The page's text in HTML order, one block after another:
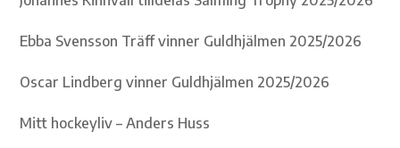
Ebba Svensson Träff vinner Guldhjälmen 2025/2026
Oscar Lindberg vinner Guldhjälmen 2025/2026
Mitt hockeyliv – Anders Huss